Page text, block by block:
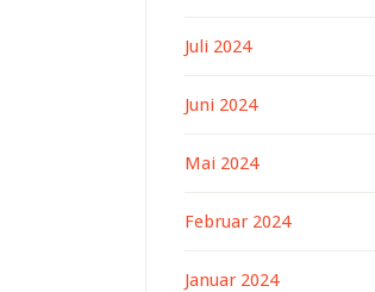
Juli 2024
Juni 2024
Mai 2024
Februar 2024
Januar 2024